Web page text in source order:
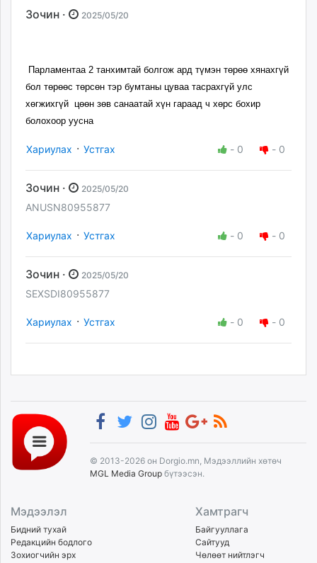
Зочин · 2025/05/20
Парламентаа 2 танхимтай болгож ард түмэн төрөө хянахгүй
бол төрөөс төрсөн тэр бумтаны цуваа тасрахгүй улс
хөгжихгүй цөөн зөв санаатай хүн гараад ч хөрс бохир
болохоор уусна
Хариулах · Устгах - 0 - 0
Зочин · 2025/05/20
ANUSN80955877
Хариулах · Устгах - 0 - 0
Зочин · 2025/05/20
SEXSDI80955877
Хариулах · Устгах - 0 - 0
© 2013-2026 он Dorgio.mn, Мэдээллийн хөтөч
MGL Media Group бүтээсэн.
Мэдээлэл
Бидний тухай
Редакцийн бодлого
Зохиогчийн эрх
Хамтрагч
Байгууллага
Сайтууд
Чөлөөт нийтлэгч